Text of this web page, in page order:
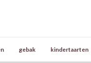
gebak kindertaarten